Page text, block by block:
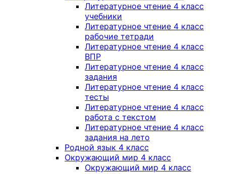
Литературное чтение 4 класс
учебники
Литературное чтение 4 класс
рабочие тетради
Литературное чтение 4 класс
ВПР
Литературное чтение 4 класс
задания
Литературное чтение 4 класс
тесты
Литературное чтение 4 класс
работа с текстом
Литературное чтение 4 класс
задания на лето
Родной язык 4 класс
Окружающий мир 4 класс
Окружающий мир 4 класс